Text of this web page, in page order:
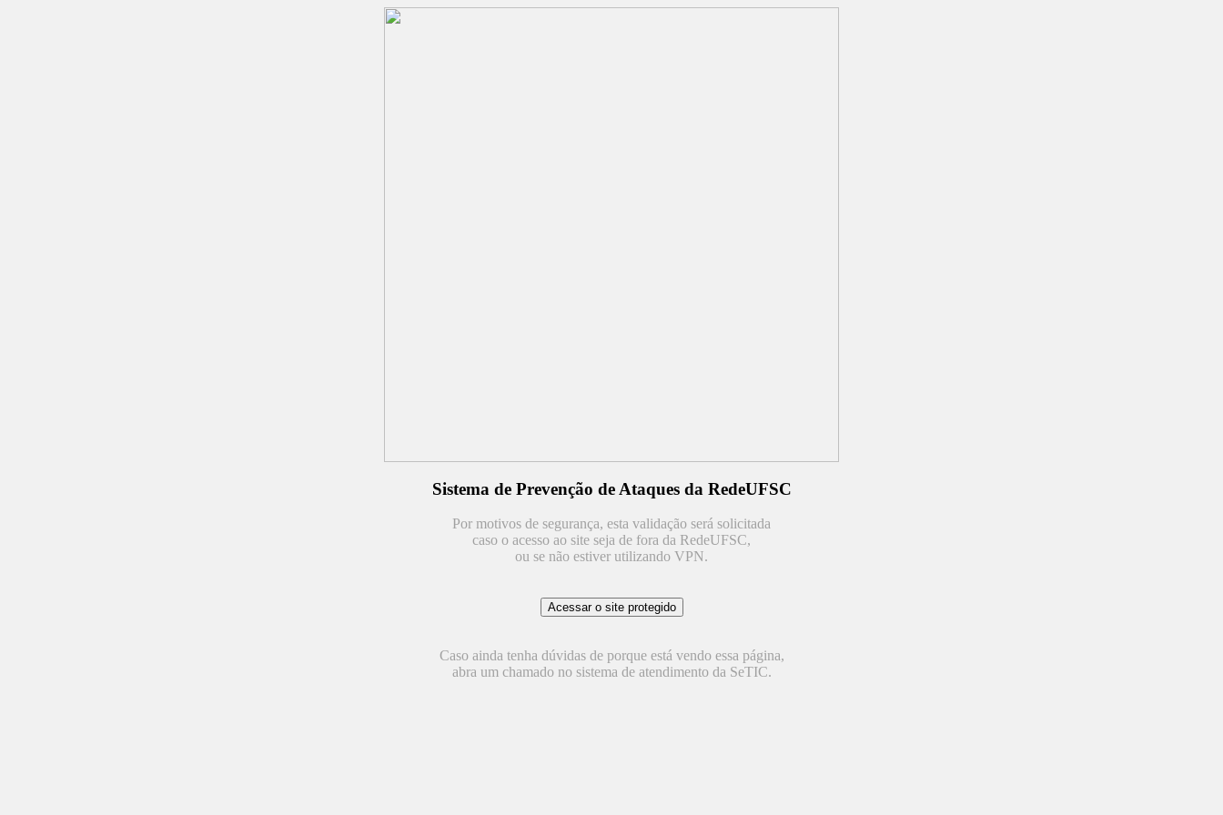
Sistema de Prevenção de Ataques da RedeUFSC
Por motivos de segurança, esta validação será solicitada
caso o acesso ao site seja de fora da RedeUFSC,
ou se não estiver utilizando VPN.
Caso ainda tenha dúvidas de porque está vendo essa página,
abra um chamado no sistema de atendimento da SeTIC.